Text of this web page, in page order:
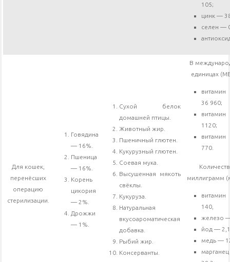
105;
цинк —
селен —
Для кошек,
перенёсших
операцию
стерилизации.
Говядина
— 16%.
Пшеница
— 16%.
Корень
цикория
— 2%.
Дрожжи
— 1%.
Сухой белок
домашней птицы.
Животный жир.
Пшеничный глютен.
Кукурузный глютен.
Соевая мука.
Высушенная мякоть
свёклы.
Кукуруза.
Натуральная
вкусоароматическая
добавка.
Рыбий жир.
Консерванты.
В
единицах
36 960;
1120;
770.
миллиграмм
140,
железо
йод —
медь —